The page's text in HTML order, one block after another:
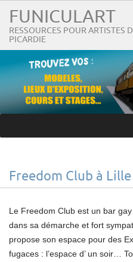
FUNICULART
RESSOURCES POUR ARTISTES
PICARDIE
Freedom Club à Lille
Le Freedom Club est un bar
dans sa démarche et fort
propose son espace pour des
fugaces : l’espace d’ un soir…